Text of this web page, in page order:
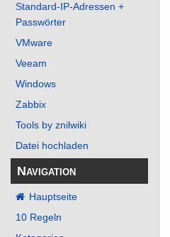
Standard-IP-Adressen +
Passwörter
VMware
Veeam
Windows
Zabbix
Tools by znilwiki
Datei hochladen
Navigation
Hauptseite
10 Regeln